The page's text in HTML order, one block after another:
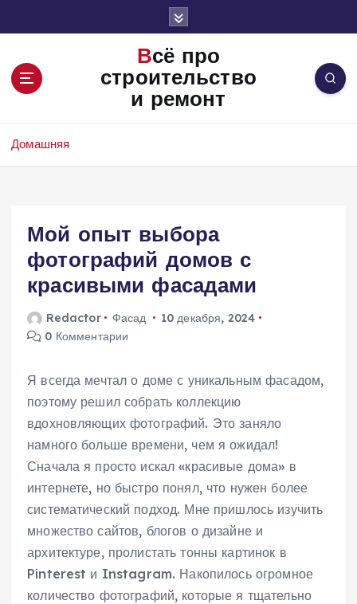
Всё про
строительство
и ремонт
Домашняя
Мой опыт выбора
фотографий домов с
красивыми фасадами
Redactor Фасад
10 декабря, 2024
0 Комментарии
Я всегда мечтал о доме с уникальным фасадом,
поэтому решил собрать коллекцию
вдохновляющих фотографий. Это заняло
намного больше времени, чем я ожидал!
Сначала я просто искал «красивые дома» в
интернете, но быстро понял, что нужен более
систематический подход. Мне пришлось изучить
множество сайтов, блогов о дизайне и
архитектуре, пролистать тонны картинок в
Pinterest и Instagram. Накопилось огромное
количество фотографий, которые я тщательно